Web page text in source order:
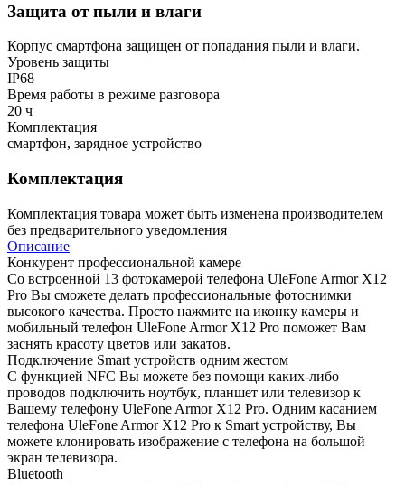
Защита от пыли и влаги
Корпус смартфона защищен от попадания пыли и влаги.
Уровень защиты
IP68
Время работы в режиме разговора
20 ч
Комплектация
смартфон, зарядное устройство
Комплектация
Комплектация товара может быть изменена производителем
без предварительного уведомления
Описание
Конкурент профессиональной камере
Со встроенной 13 фотокамерой телефона UleFone Armor X12
Pro Вы сможете делать профессиональные фотоснимки
высокого качества. Просто нажмите на иконку камеры и
мобильный телефон UleFone Armor X12 Pro поможет Вам
заснять красоту цветов или закатов.
Подключение Smart устройств одним жестом
С функцией NFC Вы можете без помощи каких-либо
проводов подключить ноутбук, планшет или телевизор к
Вашему телефону UleFone Armor X12 Pro. Одним касанием
телефона UleFone Armor X12 Pro к Smart устройству, Вы
можете клонировать изображение с телефона на большой
экран телевизора.
Bluetooth